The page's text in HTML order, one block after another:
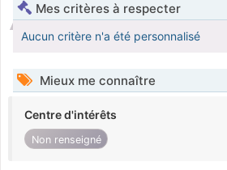
Mes critères à respecter
Aucun critère n'a été personnalisé
Mieux me connaître
Centre d'intérêts
Non renseigné